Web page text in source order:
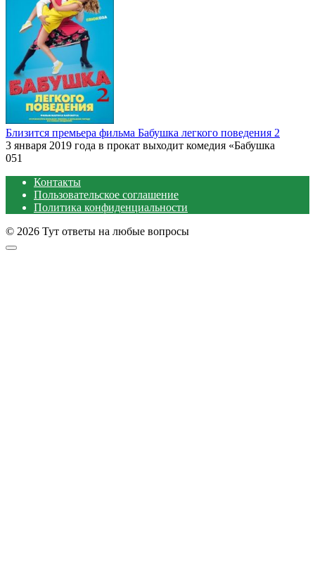
Близится премьера фильма Бабушка легкого поведения 2
3 января 2019 года в прокат выходит комедия «Бабушка
051
Контакты
Пользовательское соглашение
Политика конфиденциальности
© 2026 Тут ответы на любые вопросы